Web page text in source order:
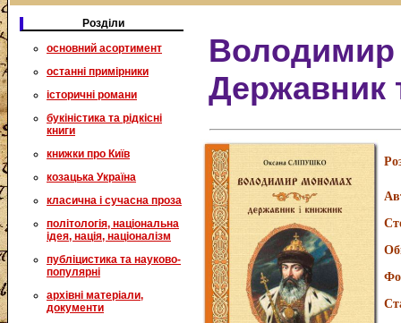
Розділи
основний асортимент
останні примірники
історичні романи
букіністика та рідкісні
книги
книжки про Київ
козацька Україна
класична і сучасна проза
політологія, національна
ідея, нація, націоналізм
публіцистика та науково-
популярні
архівні матеріали,
документи
Державник